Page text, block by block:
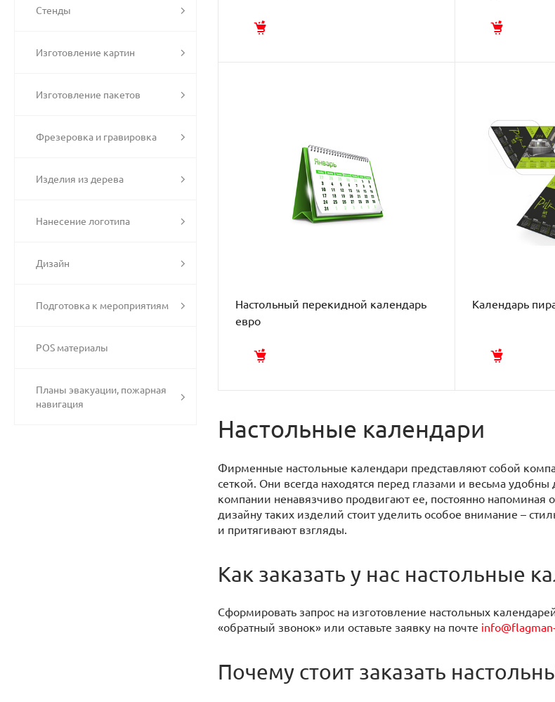
Стенды
Изготовление картин
Изготовление пакетов
Фрезеровка и гравировка
Изделия из дерева
Нанесение логотипа
Дизайн
Подготовка к мероприятиям
POS материалы
Планы эвакуации, пожарная
навигация
Настольный перекидной календарь
евро
Календарь
Настольные календари
Фирменные настольные календари представляют собой
сеткой. Они всегда находятся перед глазами и весьма
компании ненавязчиво продвигают ее, постоянно
дизайну таких изделий стоит уделить особое внимание –
и притягивают взгляды.
Как заказать у нас настольные
Сформировать запрос на изготовление настольных
«обратный звонок» или оставьте заявку на почте
Почему стоит заказать